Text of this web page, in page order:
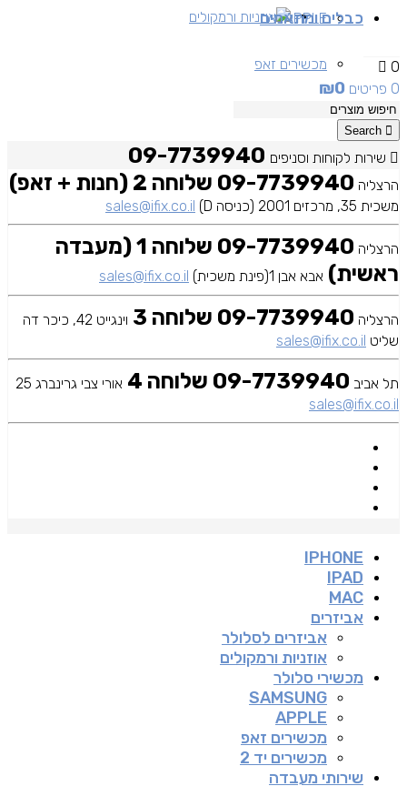
אוזניות ורמקולים APPLE
מכשירים זאפ
כבלים ומתאמים
0
0 פריטים
₪0
Search
שירות לקוחות וסניפים
הרצליה 09-7739940 שלוחה 2 (חנות + זאפ)
משכית 35, מרכזים 2001 (כניסה D) sales@ifix.co.il
הרצליה
09-7739940 שלוחה 1 (מעבדה
ראשית) אבא אבן 1(פינת משכית) sales@ifix.co.il
הרצליה 09-7739940 שלוחה 3
וינגייט 42, כיכר דה
שליט sales@ifix.co.il
תל אביב 09-7739940 שלוחה 4
אורי צבי גרינברג 25
sales@ifix.co.il
IPHONE
IPAD
MAC
אביזרים
אביזרים לסלולר
אוזניות ורמקולים
מכשירי סלולר
SAMSUNG
APPLE
מכשירים זאפ
מכשירים יד 2
שירותי מעבדה